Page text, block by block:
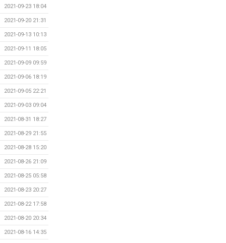
2021-09-23 18:04
2021-09-20 21:31
2021-09-13 10:13
2021-09-11 18:05
2021-09-09 09:59
2021-09-06 18:19
2021-09-05 22:21
2021-09-03 09:04
2021-08-31 18:27
2021-08-29 21:55
2021-08-28 15:20
2021-08-26 21:09
2021-08-25 05:58
2021-08-23 20:27
2021-08-22 17:58
2021-08-20 20:34
2021-08-16 14:35